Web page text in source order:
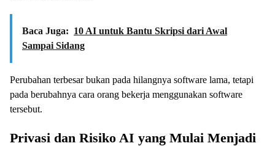
Baca Juga: 10 AI untuk Bantu Skripsi dari Awal
Sampai Sidang
Perubahan terbesar bukan pada hilangnya software lama, tetapi
pada berubahnya cara orang bekerja menggunakan software
tersebut.
Privasi dan Risiko AI yang Mulai Menjadi